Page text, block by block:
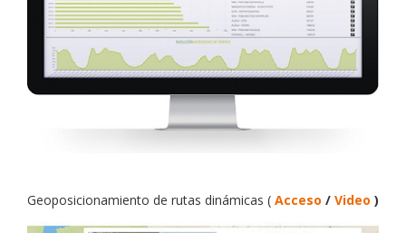
Geoposicionamiento de rutas dinámicas ( Acceso / Video )